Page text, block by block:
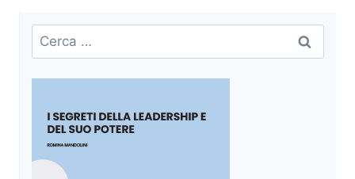
Ricerca
per: